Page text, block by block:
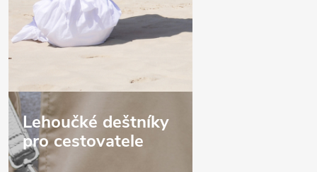
Lehoučké deštníky
pro cestovatele